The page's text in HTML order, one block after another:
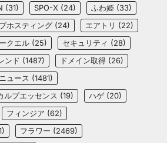
(31) SPO-X (24) ふわ姫 (33)
ホスティング (24) エアトリ (22)
クエル (25) セキュリティ (28)
ンド (1487) ドメイン取得 (26)
ニュース (1481)
ルプエッセンス (19) ハゲ (20)
フィンジア (62)
フラワー (2469)